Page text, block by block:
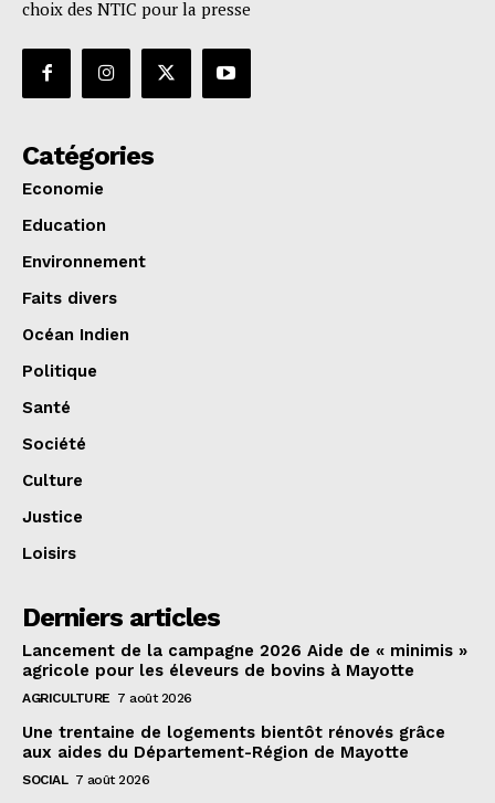
choix des NTIC pour la presse
Catégories
Economie
Education
Environnement
Faits divers
Océan Indien
Politique
Santé
Société
Culture
Justice
Loisirs
Derniers articles
Lancement de la campagne 2026 Aide de « minimis »
agricole pour les éleveurs de bovins à Mayotte
AGRICULTURE 7 août 2026
Une trentaine de logements bientôt rénovés grâce
aux aides du Département-Région de Mayotte
SOCIAL 7 août 2026